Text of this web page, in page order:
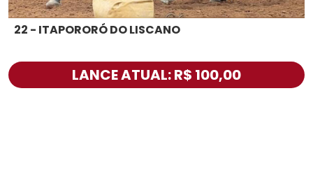
22 - ITAPORORÓ DO LISCANO
LANCE ATUAL: R$ 100,00